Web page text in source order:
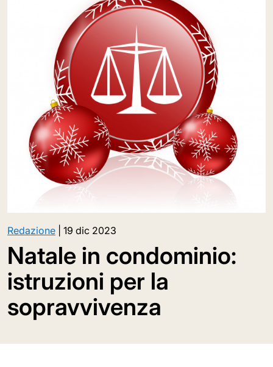
Redazione 19 dic 2023
Natale in condominio:
istruzioni per la
sopravvivenza